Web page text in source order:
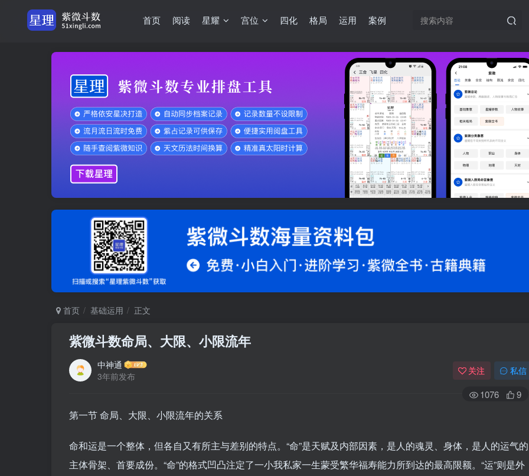
首页 阅读 星耀 宫位 四化 格局 运用 案例
首页 基础运用 正文
紫微斗数命局、大限、小限流年
中神通
3年前发布
关注 私信
1076 9
第一节 命局、大限、小限流年的关系
命和运是一个整体，但各自又有所主与差别的特点。“命”是天赋及内部因素，是人的魂灵、身体，是人的运气的
主体骨架、首要成份。“命”的格式凹凸注定了一小我私家一生蒙受繁华福寿能力所到达的最高限额。“运”则是外